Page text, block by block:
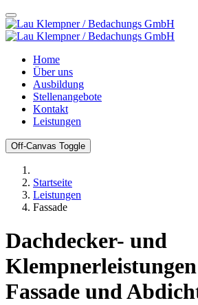
Home
Über uns
Ausbildung
Stellenangebote
Kontakt
Leistungen
Off-Canvas Toggle
Startseite
Leistungen
Fassade
Dachdecker- und
Fassade und